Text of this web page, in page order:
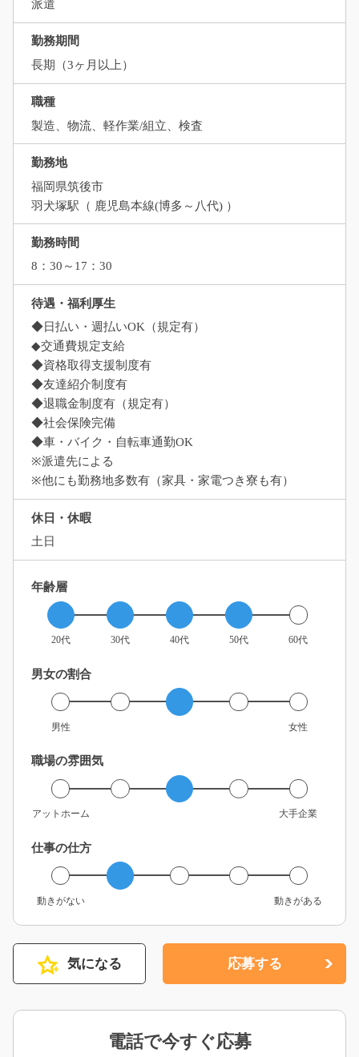
派遣
勤務期間
長期（3ヶ月以上）
職種
製造、物流、軽作業/組立、検査
勤務地
福岡県筑後市
羽犬塚駅（ 鹿児島本線(博多～八代) ）
勤務時間
8：30～17：30
待遇・福利厚生
◆日払い・週払いOK（規定有）
◆交通費規定支給
◆資格取得支援制度有
◆友達紹介制度有
◆退職金制度有（規定有）
◆社会保険完備
◆車・バイク・自転車通勤OK
※派遣先による
※他にも勤務地多数有（家具・家電つき寮も有）
休日・休暇
土日
年齢層
20代 30代 40代 50代 60代
男女の割合
男性 女性
職場の雰囲気
アットホーム 大手企業
仕事の仕方
動きがない 動きがある
気になる 応募する
電話で今すぐ応募